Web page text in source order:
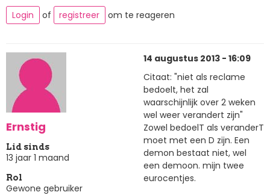
Login
of registreer om te reageren
Ernstig
Lid sinds
13 jaar 1 maand
Rol
Gewone gebruiker
14 augustus 2013 - 16:09
Citaat: "niet als reclame
bedoelt, het zal
waarschijnlijk over 2 weken
wel weer verandert zijn"
Zowel bedoelT als veranderT
moet met een D zijn. Een
demon bestaat niet, wel
een demoon. mijn twee
eurocentjes.